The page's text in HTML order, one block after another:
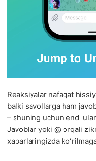
Reaksiyalar nafaqat
balki savollarga ham
– shuning uchun endi ular
Javoblar yoki @ orqali
xabarlaringizda